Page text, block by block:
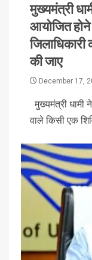
मुख्यमंत्री
आयोजित होने
जिलाधिकारी
की जाए
December 17,
मुख्यमंत्री धामी
वाले किसी एक